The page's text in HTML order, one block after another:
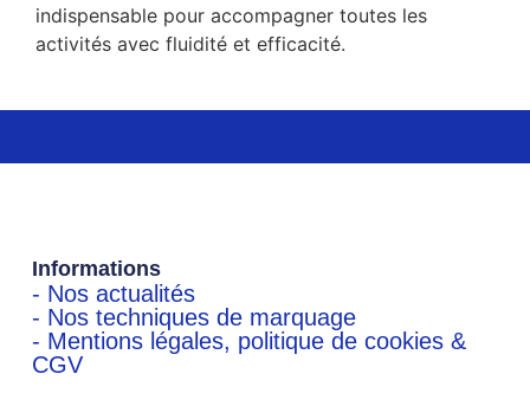
indispensable pour accompagner toutes les
activités avec fluidité et efficacité.
Informations
- Nos actualités
- Nos techniques de marquage
- Mentions légales, politique de cookies &
CGV